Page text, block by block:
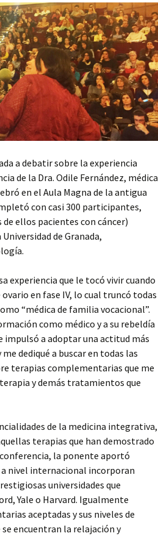
a debatir sobre la experiencia
de la Dra. Odile Fernández, médica
en el Aula Magna de la antigua
con casi 300 participantes,
ellos pacientes con cáncer)
de Granada,
experiencia que le tocó vivir cuando
en fase IV, lo cual truncó todas
“médica de familia vocacional”.
como médico y a su rebeldía
impulsó a adoptar una actitud más
dediqué a buscar en todas las
terapias complementarias que me
y demás tratamientos que
de la medicina integrativa,
terapias que han demostrado
la ponente aportó
nivel internacional incorporan
universidades que
Yale o Harvard. Igualmente
aceptadas y sus niveles de
encuentran la relajación y